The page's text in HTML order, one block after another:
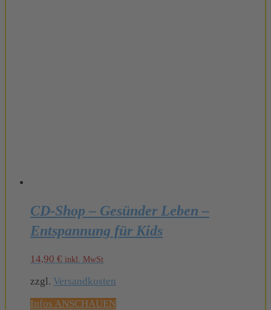
CD-Shop – Gesünder Leben –
Entspannung für Kids
14,90 € inkl. MwSt
zzgl. Versandkosten
Infos ANSCHAUEN